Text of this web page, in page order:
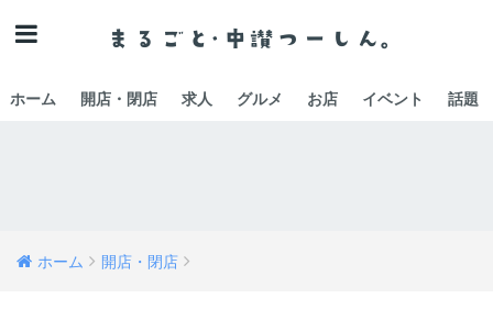
ホーム 開店・閉店 求人 グルメ お店 イベント 話題
ホーム 開店・閉店